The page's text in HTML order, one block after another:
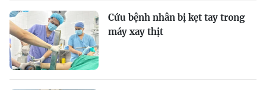
Cứu bệnh nhân bị kẹt tay trong
máy xay thịt